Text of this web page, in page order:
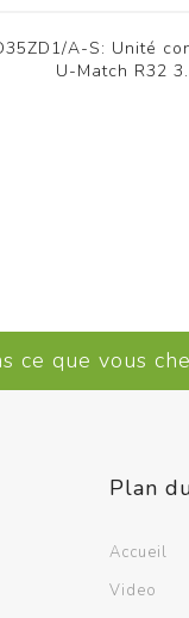
A-S: Unité
U-Match R32
ce que vous
Plan
Accueil
Video